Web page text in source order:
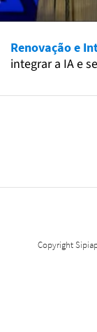
Renovação e
integrar a IA e
Copyright